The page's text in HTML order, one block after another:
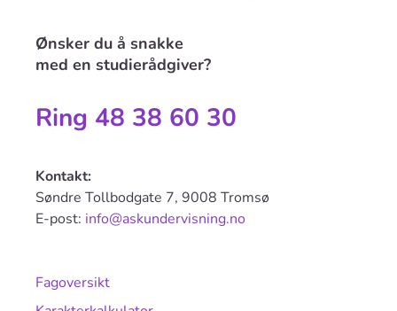
Fagoversikt
Ønsker du å snakke
med en studierådgiver?
Ring 48 38 60 30
Kontakt:
Søndre Tollbodgate 7, 9008 Tromsø
E-post: info@askundervisning.no